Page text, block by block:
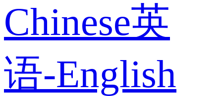
Chinese英
语-English